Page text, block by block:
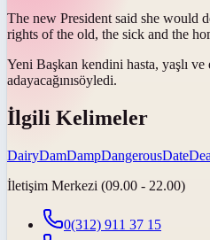
The new President said she would
rights of the old, the sick and the
Yeni Başkan kendini hasta, yaşlı ve
adayacağınısöyledi.
İlgili Kelimeler
DairyDamDampDangerousDate
İletişim Merkezi (09.00 - 22.00)
0(312) 911 37 15